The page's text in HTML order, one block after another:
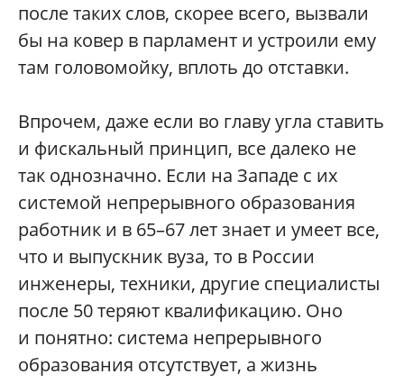
после таких слов, скорее всего, вызвали
бы на ковер в парламент и устроили ему
там головомойку, вплоть до отставки.
Впрочем, даже если во главу угла ставить
и фискальный принцип, все далеко не
так однозначно. Если на Западе с их
системой непрерывного образования
работник и в 65–67 лет знает и умеет все,
что и выпускник вуза, то в России
инженеры, техники, другие специалисты
после 50 теряют квалификацию. Оно
и понятно: система непрерывного
образования отсутствует, а жизнь